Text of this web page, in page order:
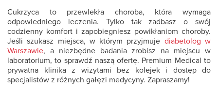
Cukrzyca to przewlekła choroba, która wymaga
odpowiedniego leczenia. Tylko tak zadbasz o swój
codzienny komfort i zapobiegniesz powikłaniom choroby.
Jeśli szukasz miejsca, w którym przyjmuje diabetolog w
Warszawie, a niezbędne badania zrobisz na miejscu w
laboratorium, to sprawdź naszą ofertę. Premium Medical to
prywatna klinika z wizytami bez kolejek i dostęp do
specjalistów z różnych gałęzi medycyny. Zapraszamy!